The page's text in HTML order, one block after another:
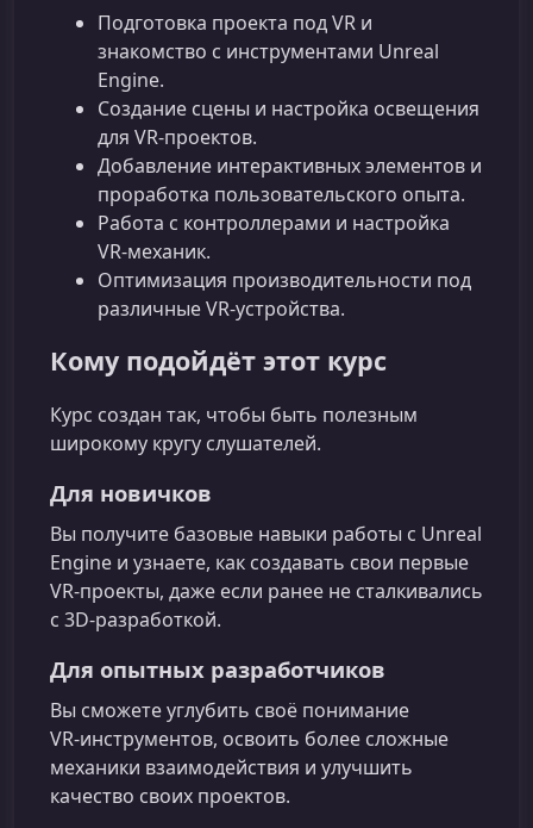
Подготовка проекта под VR и
знакомство с инструментами Unreal
Engine.
Создание сцены и настройка освещения
для VR‑проектов.
Добавление интерактивных элементов и
проработка пользовательского опыта.
Работа с контроллерами и настройка
VR‑механик.
Оптимизация производительности под
различные VR‑устройства.
Кому подойдёт этот курс
Курс создан так, чтобы быть полезным
широкому кругу слушателей.
Для новичков
Вы получите базовые навыки работы с Unreal
Engine и узнаете, как создавать свои первые
VR‑проекты, даже если ранее не сталкивались
с 3D‑разработкой.
Для опытных разработчиков
Вы сможете углубить своё понимание
VR‑инструментов, освоить более сложные
механики взаимодействия и улучшить
качество своих проектов.